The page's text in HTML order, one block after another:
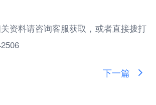
资料请咨询客服获取，或者直接拨打
下一篇